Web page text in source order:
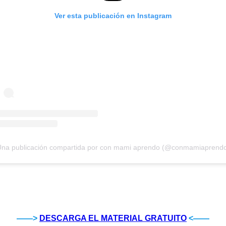
Ver esta publicación en Instagram
publicación compartida por con mami aprendo
——> DESCARGA EL MATERIAL GRATUITO <——